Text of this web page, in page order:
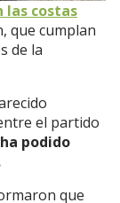
las costas
que cumplan
de la
el partido
podido
que